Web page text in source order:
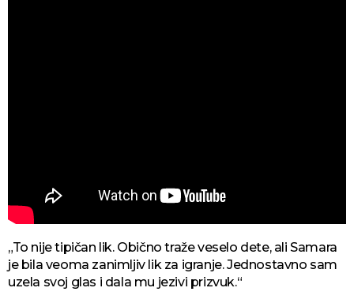
„To nije tipičan lik. Obično traže veselo dete, ali Samara
je bila veoma zanimljiv lik za igranje. Jednostavno sam
uzela svoj glas i dala mu jezivi prizvuk.“